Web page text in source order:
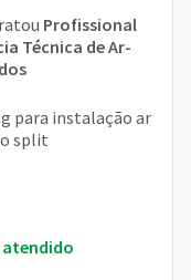
Profissional
Técnica de Ar-
para instalação ar
split
atendido